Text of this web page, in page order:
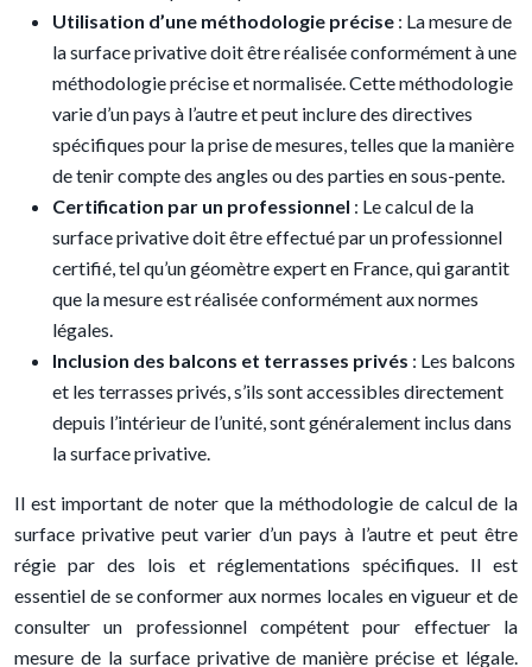
Utilisation d’une méthodologie précise : La mesure de
la surface privative doit être réalisée conformément à une
méthodologie précise et normalisée. Cette méthodologie
varie d’un pays à l’autre et peut inclure des directives
spécifiques pour la prise de mesures, telles que la manière
de tenir compte des angles ou des parties en sous-pente.
Certification par un professionnel : Le calcul de la
surface privative doit être effectué par un professionnel
certifié, tel qu’un géomètre expert en France, qui garantit
que la mesure est réalisée conformément aux normes
légales.
Inclusion des balcons et terrasses privés : Les balcons
et les terrasses privés, s’ils sont accessibles directement
depuis l’intérieur de l’unité, sont généralement inclus dans
la surface privative.
Il est important de noter que la méthodologie de calcul de la
surface privative peut varier d’un pays à l’autre et peut être
régie par des lois et réglementations spécifiques. Il est
essentiel de se conformer aux normes locales en vigueur et de
consulter un professionnel compétent pour effectuer la
mesure de la surface privative de manière précise et légale.